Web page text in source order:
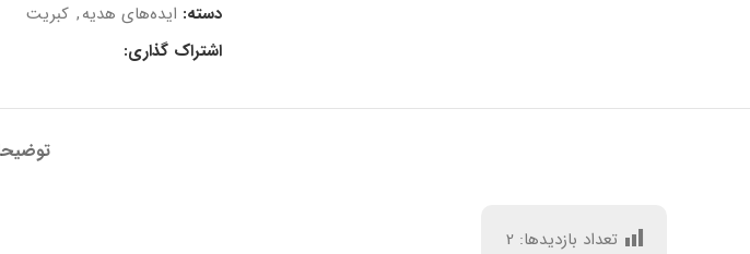
دسته: ایده‌های هدیه, کبریت
اشتراک گذاری:
تعداد بازدیدها: 2